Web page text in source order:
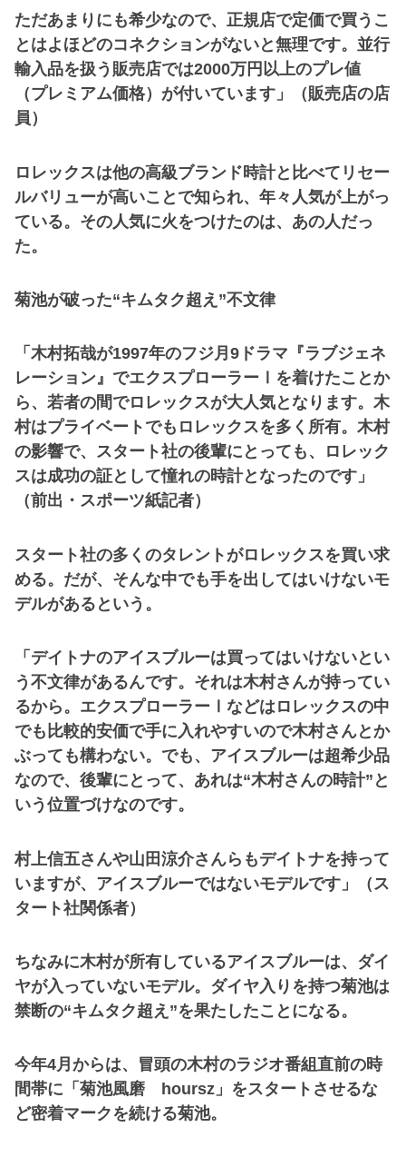
ただあまりにも希少なので、正規店で定価で買うこ
とはよほどのコネクションがないと無理です。並行
輸入品を扱う販売店では2000万円以上のプレ値
（プレミアム価格）が付いています」（販売店の店
員）
ロレックスは他の高級ブランド時計と比べてリセー
ルバリューが高いことで知られ、年々人気が上がっ
ている。その人気に火をつけたのは、あの人だっ
た。
菊池が破った“キムタク超え”不文律
「木村拓哉が1997年のフジ月9ドラマ『ラブジェネ
レーション』でエクスプローラーⅠを着けたことか
ら、若者の間でロレックスが大人気となります。木
村はプライベートでもロレックスを多く所有。木村
の影響で、スタート社の後輩にとっても、ロレック
スは成功の証として憧れの時計となったのです」
（前出・スポーツ紙記者）
スタート社の多くのタレントがロレックスを買い求
める。だが、そんな中でも手を出してはいけないモ
デルがあるという。
「デイトナのアイスブルーは買ってはいけないとい
う不文律があるんです。それは木村さんが持ってい
るから。エクスプローラーⅠなどはロレックスの中
でも比較的安価で手に入れやすいので木村さんとか
ぶっても構わない。でも、アイスブルーは超希少品
なので、後輩にとって、あれは“木村さんの時計”と
いう位置づけなのです。
村上信五さんや山田涼介さんらもデイトナを持って
いますが、アイスブルーではないモデルです」（ス
タート社関係者）
ちなみに木村が所有しているアイスブルーは、ダイ
ヤが入っていないモデル。ダイヤ入りを持つ菊池は
禁断の“キムタク超え”を果たしたことになる。
今年4月からは、冒頭の木村のラジオ番組直前の時
間帯に「菊池風磨 hoursz」をスタートさせるな
ど密着マークを続ける菊池。